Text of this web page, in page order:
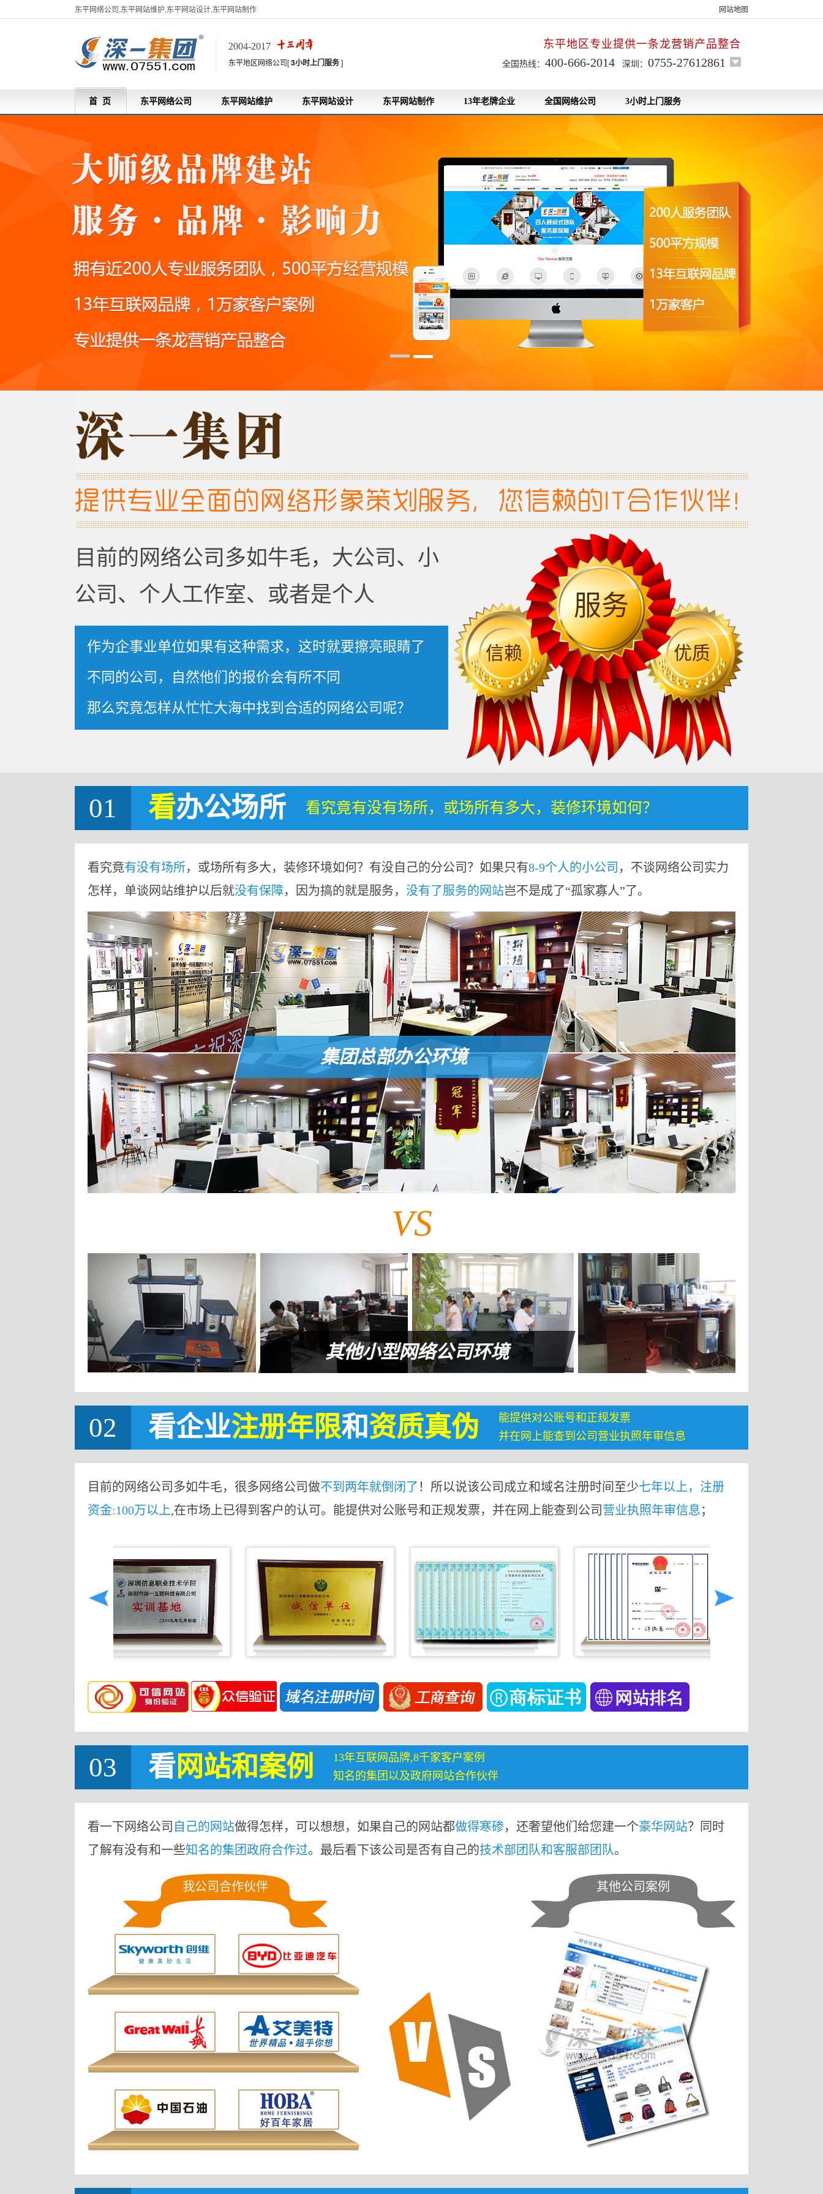
东平网络公司,东平网站维护,东平网站设计,东平网站制作 网站地图
2004-2017
东平地区网络公司[3小时上门服务]
东平地区专业提供一条龙营销产品整合
全国热线： 400-666-2014 深圳： 0755-27612861
首 页 东平网络公司 东平网站维护 东平网站设计 东平网站制作 13年老牌企业 全国网络公司 3小时上门服务
目前的网络公司多如牛毛，大公司、小
公司、个人工作室、或者是个人
作为企事业单位如果有这种需求，这时就要擦亮眼睛了
不同的公司，自然他们的报价会有所不同
那么究竟怎样从忙忙大海中找到合适的网络公司呢？
信赖
服务
优质
01 看办公场所 看究竟有没有场所，或场所有多大，装修环境如何？
看究竟有没有场所，或场所有多大，装修环境如何？有没自己的分公司？如果只有8-9个人的小公司 ，不谈网络公司实力
怎样，单谈网站维护以后就没有保障，因为搞的就是服务， 没有了服务的网站岂不是成了“孤家寡人”了。
集团总部办公环境
VS
其他小型网络公司环境
02 看企业注册年限和资质真伪
能提供对公账号和正规发票
并在网上能查到公司营业执照年审信息
目前的网络公司多如牛毛，很多网络公司做不到两年就倒闭了 ！所以说该公司成立和域名注册时间至少七年以上，注册
资金:100万以上,在市场上已得到客户的认可。能提供对公账号和正规发票，并在网上能查到公司 营业执照年审信息；
03 看网站和案例
13年互联网品牌,8千家客户案例
知名的集团以及政府网站合作伙伴
看一下网络公司 自己的网站做得怎样，可以想想，如果自己的网站都做得寒碜，还奢望他们给您建一个豪华网站？同时
了解有没有和一些知名的集团政府合作过。最后看下该公司是否有自己的技术部团队和客服部团队。
我公司合作伙伴 其他公司案例